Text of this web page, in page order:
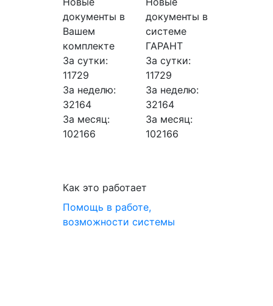
документы в
Вашем
комплекте
За сутки:
11729
За неделю:
32164
За месяц:
102166
документы в
системе
ГАРАНТ
За сутки:
11729
За неделю:
32164
За месяц:
102166
Как это работает
Помощь в работе,
возможности системы